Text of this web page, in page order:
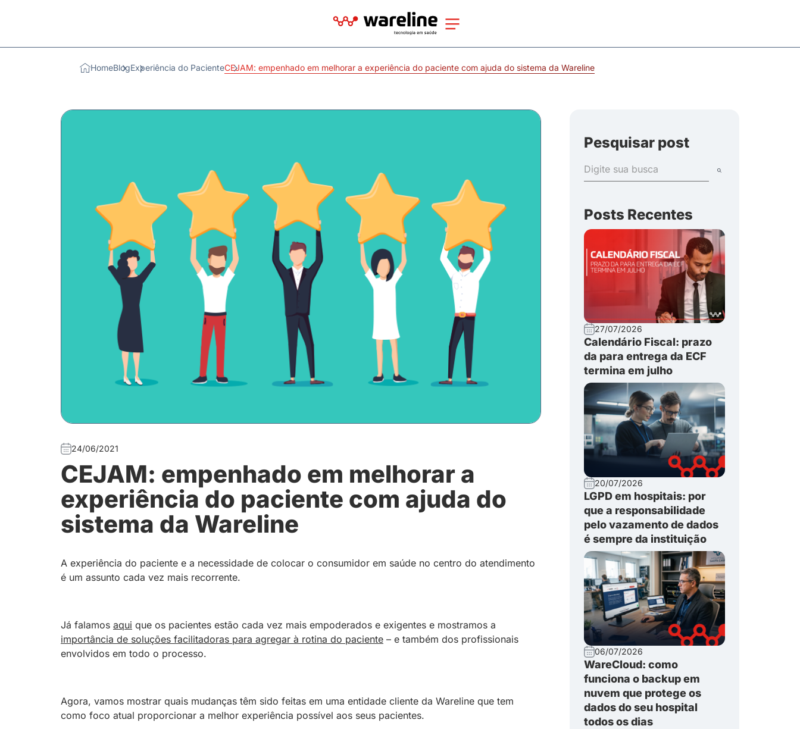
HomeBlogExperiência do PacienteCEJAM: empenhado em melhorar a experiência do paciente com ajuda do sistema da Wareline
24/06/2021
CEJAM: empenhado em melhorar a
experiência do paciente com ajuda do
sistema da Wareline
A experiência do paciente e a necessidade de colocar o consumidor em saúde no centro do atendimento
é um assunto cada vez mais recorrente.
Já falamos aqui que os pacientes estão cada vez mais empoderados e exigentes e mostramos a
importância de soluções facilitadoras para agregar à rotina do paciente – e também dos profissionais
envolvidos em todo o processo.
Agora, vamos mostrar quais mudanças têm sido feitas em uma entidade cliente da Wareline que tem
como foco atual proporcionar a melhor experiência possível aos seus pacientes.
Pesquisar post
Posts Recentes
27/07/2026
Calendário Fiscal: prazo
da para entrega da ECF
termina em julho
20/07/2026
LGPD em hospitais: por
que a responsabilidade
pelo vazamento de dados
é sempre da instituição
06/07/2026
WareCloud: como
funciona o backup em
nuvem que protege os
dados do seu hospital
todos os dias